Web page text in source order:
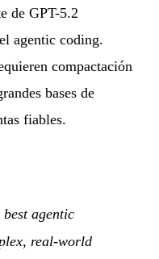
de GPT-5.2
agentic coding.
compactación
bases de
fiables.
agentic
real-world